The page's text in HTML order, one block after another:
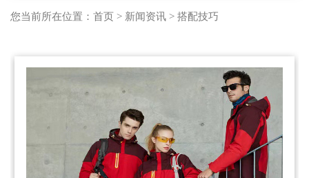
您当前所在位置： 首页 > 新闻资讯 > 搭配技巧